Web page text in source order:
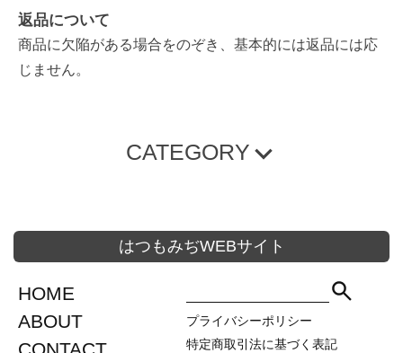
返品について
商品に欠陥がある場合をのぞき、基本的には返品には応
じません。
CATEGORY
300ml
1800ml
720ml
はつもみぢWEBサイト
HOME
ABOUT
プライバシーポリシー
特定商取引法に基づく表記